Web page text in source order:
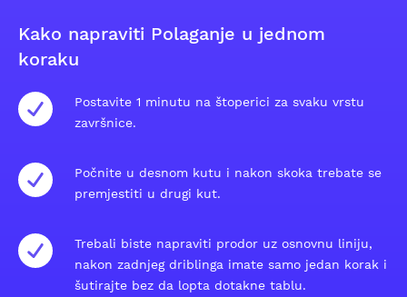
Kako napraviti Polaganje u jednom
koraku
Postavite 1 minutu na štoperici za svaku vrstu
završnice.
Počnite u desnom kutu i nakon skoka trebate se
premjestiti u drugi kut.
Trebali biste napraviti prodor uz osnovnu liniju,
nakon zadnjeg driblinga imate samo jedan korak i
šutirajte bez da lopta dotakne tablu.